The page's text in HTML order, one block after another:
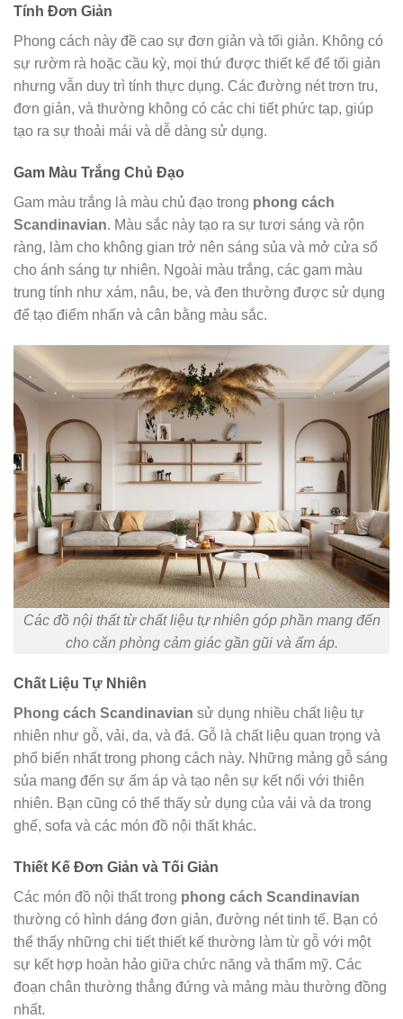
Tính Đơn Giản
Phong cách này đề cao sự đơn giản và tối giản. Không có
sự rườm rà hoặc cầu kỳ, mọi thứ được thiết kế để tối giản
nhưng vẫn duy trì tính thực dụng. Các đường nét trơn tru,
đơn giản, và thường không có các chi tiết phức tạp, giúp
tạo ra sự thoải mái và dễ dàng sử dụng.
Gam Màu Trắng Chủ Đạo
Gam màu trắng là màu chủ đạo trong phong cách
Scandinavian. Màu sắc này tạo ra sự tươi sáng và rộn
ràng, làm cho không gian trở nên sáng sủa và mở cửa sổ
cho ánh sáng tự nhiên. Ngoài màu trắng, các gam màu
trung tính như xám, nâu, be, và đen thường được sử dụng
để tạo điểm nhấn và cân bằng màu sắc.
Các đồ nội thất từ chất liệu tự nhiên góp phần mang đến
cho căn phòng cảm giác gần gũi và ấm áp.
Chất Liệu Tự Nhiên
Phong cách Scandinavian sử dụng nhiều chất liệu tự
nhiên như gỗ, vải, da, và đá. Gỗ là chất liệu quan trọng và
phổ biến nhất trong phong cách này. Những mảng gỗ sáng
sủa mang đến sự ấm áp và tạo nên sự kết nối với thiên
nhiên. Bạn cũng có thể thấy sử dụng của vải và da trong
ghế, sofa và các món đồ nội thất khác.
Thiết Kế Đơn Giản và Tối Giản
Các món đồ nội thất trong phong cách Scandinavian
thường có hình dáng đơn giản, đường nét tinh tế. Bạn có
thể thấy những chi tiết thiết kế thường làm từ gỗ với một
sự kết hợp hoàn hảo giữa chức năng và thẩm mỹ. Các
đoạn chân thường thẳng đứng và mảng màu thường đồng
nhất.